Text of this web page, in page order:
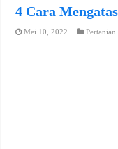
4 Cara
Mei 10, 2022 Pertanian